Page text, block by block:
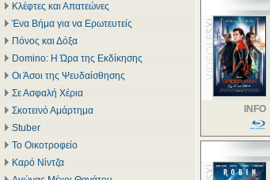
Κλέφτες και Απατεώνες
Ένα Βήμα για να Ερωτευτείς
Πόνος και Δόξα
Domino: Η Ώρα της Εκδίκησης
Οι Άσοι της Ψευδαίσθησης
Σε Ασφαλή Χέρια
Σκοτεινό Αμάρτημα
Stuber
Το Οικοτροφείο
Καρό Νίντζα
INFO